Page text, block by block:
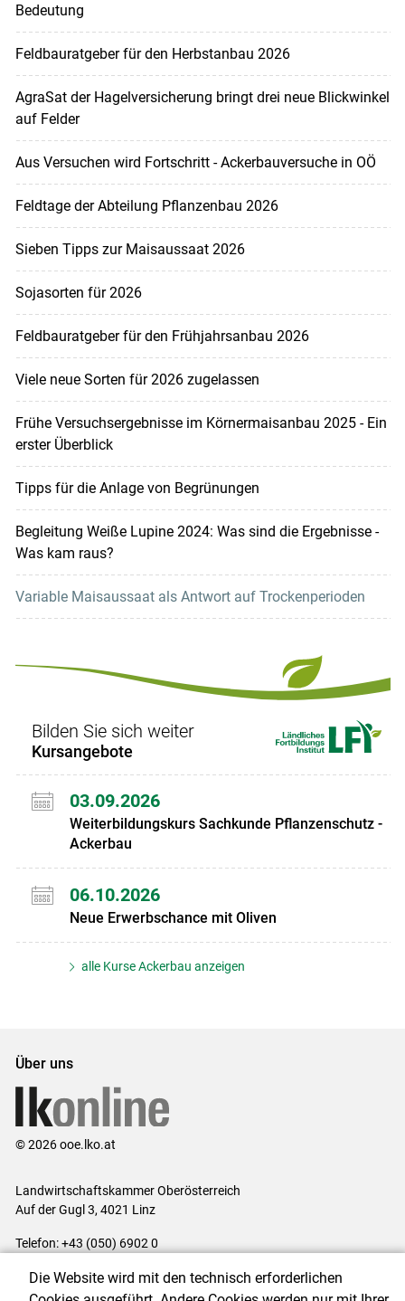
Bedeutung
Feldbauratgeber für den Herbstanbau 2026
AgraSat der Hagelversicherung bringt drei neue Blickwinkel
auf Felder
Aus Versuchen wird Fortschritt - Ackerbauversuche in OÖ
Feldtage der Abteilung Pflanzenbau 2026
Sieben Tipps zur Maisaussaat 2026
Sojasorten für 2026
Feldbauratgeber für den Frühjahrsanbau 2026
Viele neue Sorten für 2026 zugelassen
Frühe Versuchsergebnisse im Körnermaisanbau 2025 - Ein
erster Überblick
Tipps für die Anlage von Begrünungen
Begleitung Weiße Lupine 2024: Was sind die Ergebnisse -
Was kam raus?
Variable Maisaussaat als Antwort auf Trockenperioden
Bilden Sie sich weiter
Kursangebote
03.09.2026
Weiterbildungskurs Sachkunde Pflanzenschutz -
Ackerbau
06.10.2026
Neue Erwerbschance mit Oliven
alle Kurse Ackerbau anzeigen
Über uns
© 2026 ooe.lko.at
Landwirtschaftskammer Oberösterreich
Auf der Gugl 3, 4021 Linz
Telefon: +43 (050) 6902 0
Impressum|Kontakt|Gewinnspiele|Datenschutzerklärung |
Die Website wird mit den technisch erforderlichen